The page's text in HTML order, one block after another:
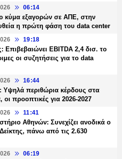
06:14
κύμα εξαγορών σε ΑΠΕ, στην
η πρώτη φάση του data center
19:18
Επιβεβαιώνει EBITDA 2,4 δισ. το
οι συζητήσεις για το data
16:44
Υψηλά περιθώρια κέρδους στα
οι προοπτικές για 2026-2027
11:41
Αθηνών: Συνεχίζει ανοδικά ο
Δείκτης, πάνω από τις 2.630
06:19